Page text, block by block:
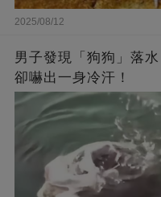
2025/08/12
男子發現「狗狗」落
卻嚇出一身冷汗！